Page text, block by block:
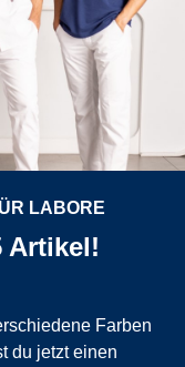
LABORE
Artikel!
Farben
du jetzt einen